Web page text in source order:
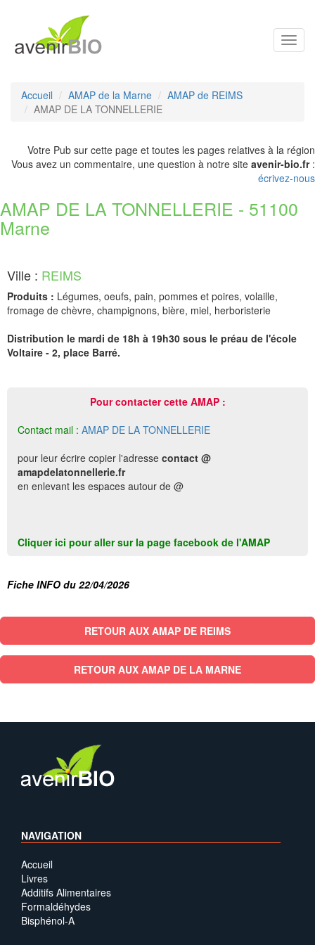
Accueil AMAP de la Marne
AMAP de REIMS
AMAP DE LA TONNELLERIE
Votre Pub sur cette page et toutes les pages relatives à la région
Vous avez un commentaire, une question à notre site avenir-bio.fr:
écrivez-nous
AMAP DE LA TONNELLERIE - 51100
Marne
Ville : REIMS
Produits : Légumes, oeufs, pain, pommes et poires, volaille,
fromage de chèvre, champignons, bière, miel, herboristerie
Distribution le mardi de 18h à 19h30 sous le préau de l'école
Voltaire - 2, place Barré.
Pour contacter cette AMAP :
Contact mail : AMAP DE LA TONNELLERIE
pour leur écrire copier l'adresse contact @
amapdelatonnellerie.fr
en enlevant les espaces autour de @
Cliquer ici pour aller sur la page facebook de l'AMAP
Fiche INFO du 22/04/2026
RETOUR AUX AMAP DE REIMS
RETOUR AUX AMAP DE LA MARNE
NAVIGATION
Accueil
Livres
Additifs Alimentaires
Formaldéhydes
Bisphénol-A